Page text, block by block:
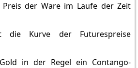
der Ware im Laufe der Zeit
die Kurve der Futurespreise
in der Regel ein Contango-